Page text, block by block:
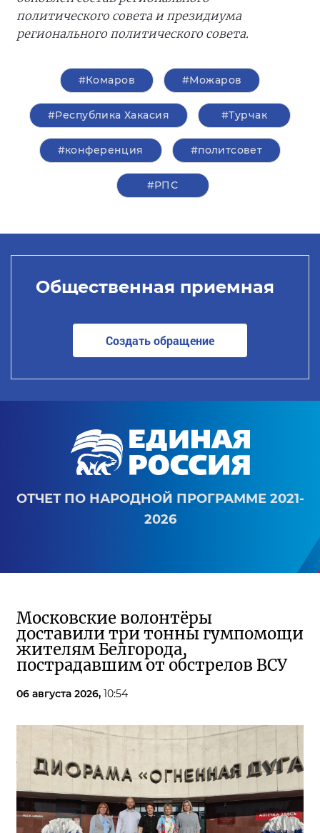
политического совета и президиума
регионального политического совета.
#Комаров #Можаров
#Республика Хакасия #Турчак
#конференция #политсовет
#РПС
Общественная приемная
Создать обращение
ОТЧЕТ ПО НАРОДНОЙ ПРОГРАММЕ 2021-
2026
Московские волонтёры
доставили три тонны гумпомощи
жителям Белгорода,
пострадавшим от обстрелов ВСУ
06 августа 2026, 10:54